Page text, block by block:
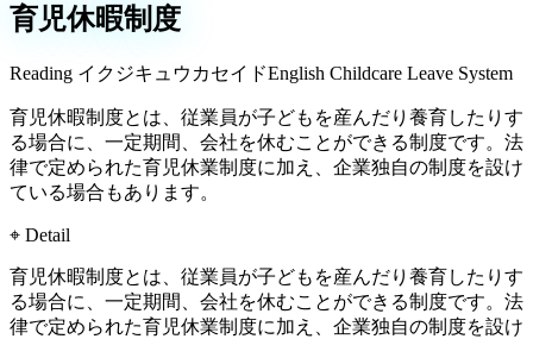
育児休暇制度
Reading イクジキュウカセイドEnglish Childcare Leave System
育児休暇制度とは、従業員が子どもを産んだり養育したりす
る場合に、一定期間、会社を休むことができる制度です。法
律で定められた育児休業制度に加え、企業独自の制度を設け
ている場合もあります。
⌖ Detail
育児休暇制度とは、従業員が子どもを産んだり養育したりす
る場合に、一定期間、会社を休むことができる制度です。法
律で定められた育児休業制度に加え、企業独自の制度を設け